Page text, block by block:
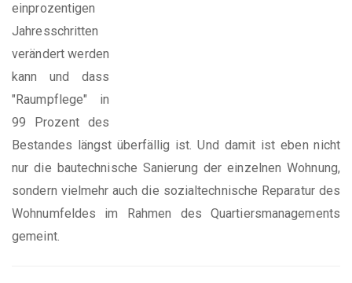
einprozentigen
Jahresschritten
verändert werden
kann und dass
"Raumpflege" in
99 Prozent des
Bestandes längst überfällig ist. Und damit ist eben nicht
nur die bautechnische Sanierung der einzelnen Wohnung,
sondern vielmehr auch die sozialtechnische Reparatur des
Wohnumfeldes im Rahmen des Quartiersmanagements
gemeint.